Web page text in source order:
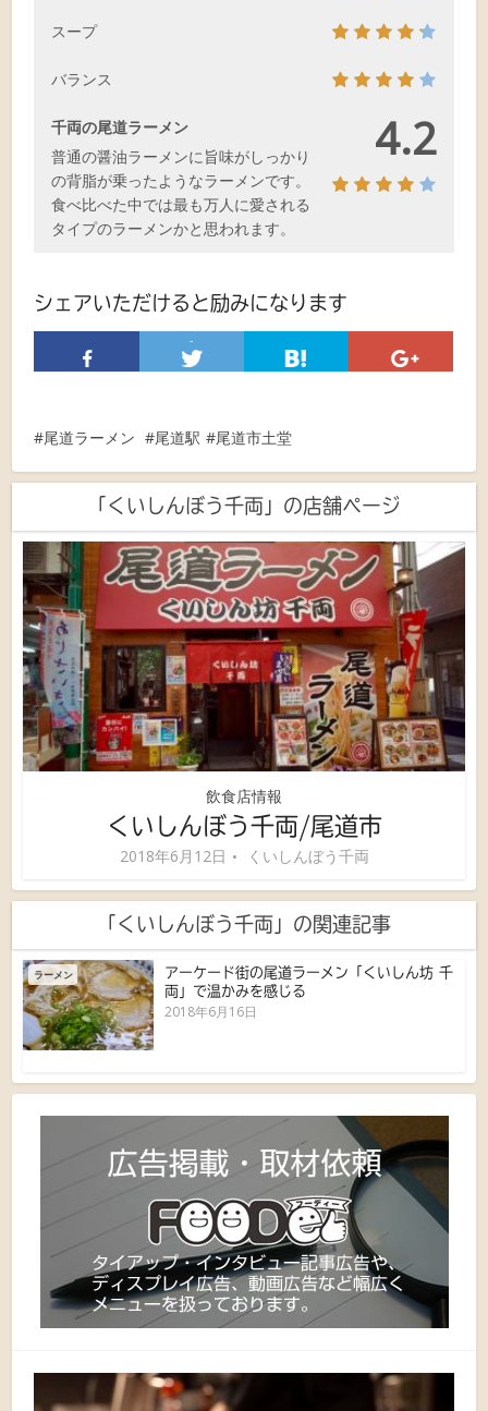
スープ
バランス
4.2
千両の尾道ラーメン
普通の醤油ラーメンに旨味がしっかり
の背脂が乗ったようなラーメンです。
食べ比べた中では最も万人に愛される
タイプのラーメンかと思われます。
シェアいただけると励みになります
-
尾道ラーメン 尾道駅 尾道市土堂
「くいしんぼう千両」の店舗ページ
飲食店情報
くいしんぼう千両/尾道市
2018年6月12日 くいしんぼう千両
「くいしんぼう千両」の関連記事
ラーメン
アーケード街の尾道ラーメン「くいしん坊 千
両」で温かみを感じる
2018年6月16日